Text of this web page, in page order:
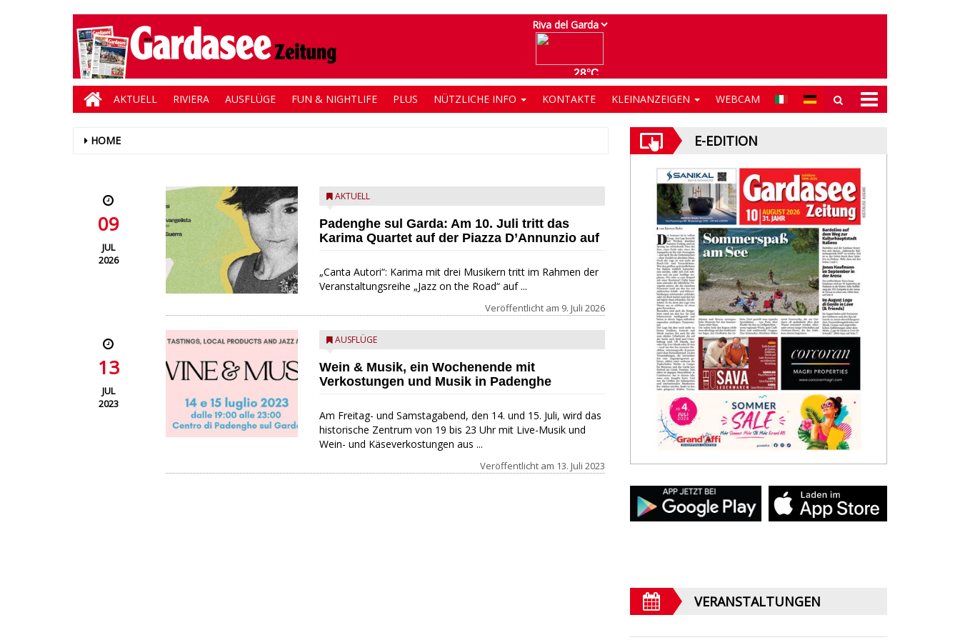
AKTUELL RIVIERA AUSFLÜGE FUN & NIGHTLIFE PLUS NÜTZLICHE INFO KONTAKTE KLEINANZEIGEN WEBCAM
HOME
09
JUL
2026
AKTUELL
Padenghe sul Garda: Am 10. Juli tritt das
Karima Quartet auf der Piazza D’Annunzio auf
„Canta Autori“: Karima mit drei Musikern tritt im Rahmen der
Veranstaltungsreihe „Jazz on the Road“ auf ...
Veröffentlicht am 9. Juli 2026
13
JUL
2023
AUSFLÜGE
Wein & Musik, ein Wochenende mit
Verkostungen und Musik in Padenghe
Am Freitag- und Samstagabend, den 14. und 15. Juli, wird das
historische Zentrum von 19 bis 23 Uhr mit Live-Musik und
Wein- und Käseverkostungen aus ...
Veröffentlicht am 13. Juli 2023
E-EDITION
VERANSTALTUNGEN